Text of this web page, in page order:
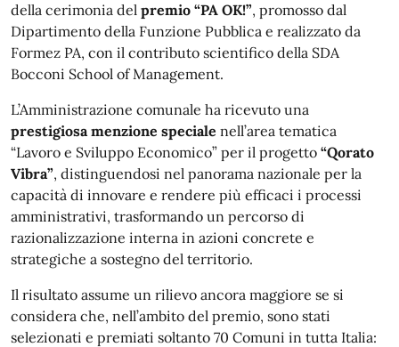
della cerimonia del premio “PA OK!”, promosso dal
Dipartimento della Funzione Pubblica e realizzato da
Formez PA, con il contributo scientifico della SDA
Bocconi School of Management.
L’Amministrazione comunale ha ricevuto una
prestigiosa menzione speciale nell’area tematica
“Lavoro e Sviluppo Economico” per il progetto “Qorato
Vibra”, distinguendosi nel panorama nazionale per la
capacità di innovare e rendere più efficaci i processi
amministrativi, trasformando un percorso di
razionalizzazione interna in azioni concrete e
strategiche a sostegno del territorio.
Il risultato assume un rilievo ancora maggiore se si
considera che, nell’ambito del premio, sono stati
selezionati e premiati soltanto 70 Comuni in tutta Italia: